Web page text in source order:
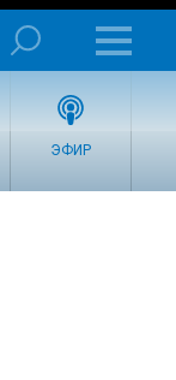
ЭФИР